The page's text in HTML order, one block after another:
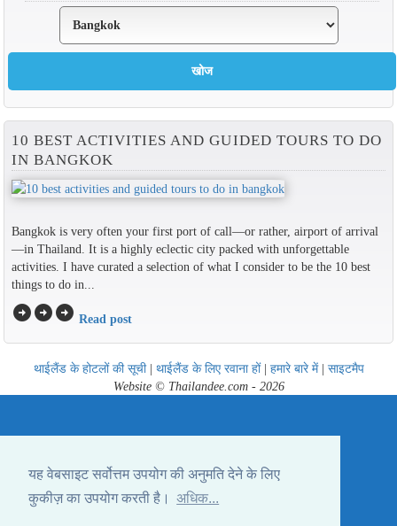
यह वेबसाइट सर्वोत्तम उपयोग की अनुमति देने के लिए
कुकीज़ का उपयोग करती है।
अधिक...
10 BEST ACTIVITIES AND GUIDED TOURS TO DO
IN BANGKOK
Bangkok is very often your first port of call—or rather, airport of arrival
—in Thailand. It is a highly eclectic city packed with unforgettable
activities. I have curated a selection of what I consider to be the 10 best
things to do in...
arrow_circle_rightarrow_circle_rightarrow_circle_right Read post
थाईलैंड के होटलों की सूची| थाईलैंड के लिए रवाना हों| हमारे बारे में| साइटमैप
Website © Thailandee.com - 2026